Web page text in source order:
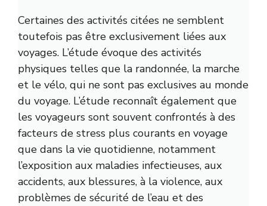
Certaines des activités citées ne semblent
toutefois pas être exclusivement liées aux
voyages. L’étude évoque des activités
physiques telles que la randonnée, la marche
et le vélo, qui ne sont pas exclusives au monde
du voyage. L’étude reconnaît également que
les voyageurs sont souvent confrontés à des
facteurs de stress plus courants en voyage
que dans la vie quotidienne, notamment
l’exposition aux maladies infectieuses, aux
accidents, aux blessures, à la violence, aux
problèmes de sécurité de l’eau et des